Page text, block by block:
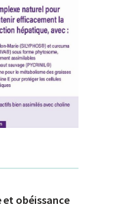
obéissance